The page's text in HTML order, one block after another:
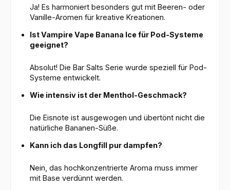
Ja! Es harmoniert besonders gut mit Beeren- oder
Vanille-Aromen für kreative Kreationen.
Ist Vampire Vape Banana Ice für Pod-Systeme
geeignet?
Absolut! Die Bar Salts Serie wurde speziell für Pod-
Systeme entwickelt.
Wie intensiv ist der Menthol-Geschmack?
Die Eisnote ist ausgewogen und übertönt nicht die
natürliche Bananen-Süße.
Kann ich das Longfill pur dampfen?
Nein, das hochkonzentrierte Aroma muss immer
mit Base verdünnt werden.